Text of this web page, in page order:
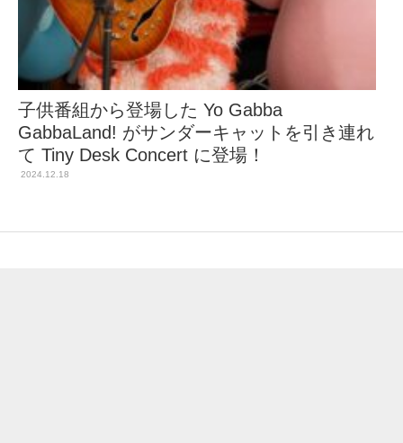
子供番組から登場した Yo Gabba
GabbaLand! がサンダーキャットを引き連れ
て Tiny Desk Concert に登場！
2024.12.18